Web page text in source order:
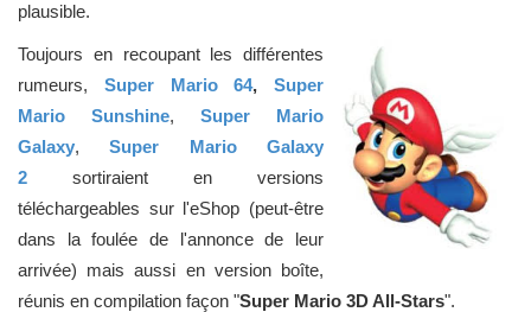
plausible.
Toujours en recoupant les différentes
rumeurs, Super Mario 64, Super
Mario Sunshine, Super Mario
Galaxy,
Super Mario Galaxy
2
sortiraient en versions
téléchargeables sur l'eShop (peut-être
dans la foulée de l'annonce de leur
arrivée) mais aussi en version boîte,
réunis en compilation façon "Super Mario 3D All-Stars".